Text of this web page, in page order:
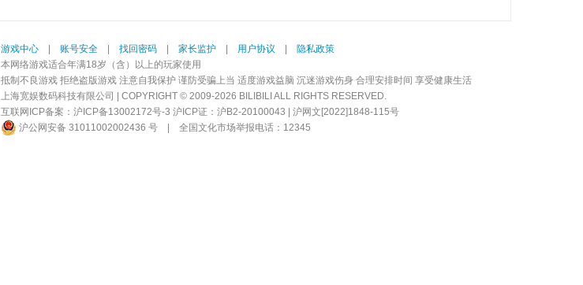
游戏中心 账号安全 找回密码 家长监护 用户协议
隐私政策
本网络游戏适合年满18岁（含）以上的玩家使用
抵制不良游戏 拒绝盗版游戏 注意自我保护 谨防受骗上当 适度游戏益脑 沉迷游戏伤身 合理安排时间 享受健康生活
上海宽娱数码科技有限公司 | COPYRIGHT © 2009-2026 BILIBILI ALL RIGHTS RESERVED.
互联网ICP备案： 沪ICP备13002172号-3 沪ICP证：沪B2-20100043 | 沪网文[2022]1848-115号
沪公网安备 31011002002436 号
全国文化市场举报电话：12345